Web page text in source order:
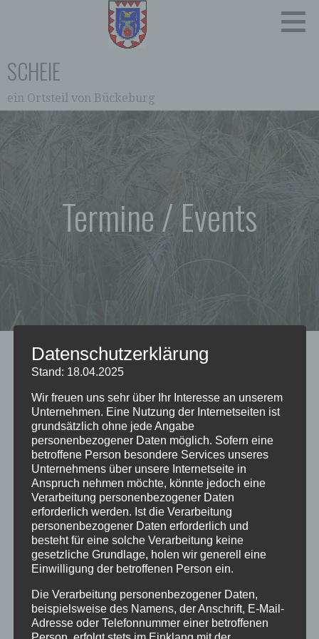
SCHEIE
ein Ortsteil von Bückeburg
Termine / Events
Kategorien
APR. 2025
Alles einklappen
APR.
19
Sa.
2025
Osterfeuer 2025 der Trachtengruppe
Scheie@ Auf dem Feld im Scheier
Bruch
Apr. 19 um 18:45
APR.
30
Mi.
2025
Maibaum aufstellen
Jugendfeuerwehr Scheie@ Am
Feuerwehrhaus Scheie
Apr. 30 um 18:30
APR. 2025
Datenschutzerklärung
Stand: 18.04.2025
Wir freuen uns sehr über Ihr Interesse an unserem
Unternehmen. Eine Nutzung der Internetseiten ist
grundsätzlich ohne jede Angabe
personenbezogener Daten möglich. Sofern eine
betroffene Person besondere Services unseres
Unternehmens über unsere Internetseite in
Anspruch nehmen möchte, könnte jedoch eine
Verarbeitung personenbezogener Daten
erforderlich werden. Ist die Verarbeitung
personenbezogener Daten erforderlich und
besteht für eine solche Verarbeitung keine
gesetzliche Grundlage, holen wir generell eine
Einwilligung der betroffenen Person ein.
Die Verarbeitung personenbezogener Daten,
beispielsweise des Namens, der Anschrift, E-Mail-
Adresse oder Telefonnummer einer betroffenen